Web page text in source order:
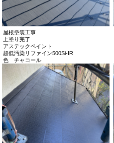
屋根塗装工事
上塗り完了
アステックペイント
超低汚染リファイン500Si-IR
色 チャコール